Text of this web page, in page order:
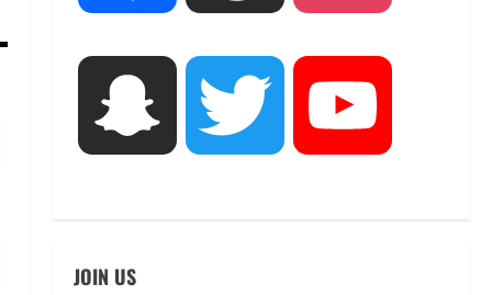
Snapchat Twitter
JOIN US
August 6, 2026
UTTARAKHAND NEWS
मिस उत्तराखंड 2026 के सब-कॉन्टेस्ट
‘मिस ब्यूटीफुल आइज़’ एवं ‘मिस
ब्यूटीफुल हेयर’ का आयोजन